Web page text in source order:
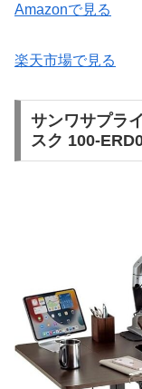
Amazonで見る
楽天市場で見る
サンワサプラ
スク 100-